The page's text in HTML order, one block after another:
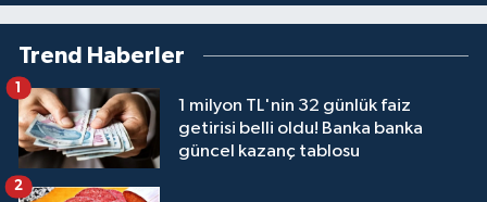
Trend Haberler
1 milyon TL'nin 32 günlük faiz
getirisi belli oldu! Banka banka
güncel kazanç tablosu
1
2